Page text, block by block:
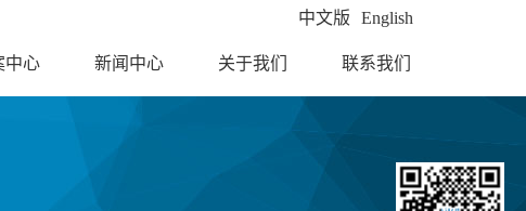
中文版 English
中心 新闻中心 关于我们 联系我们